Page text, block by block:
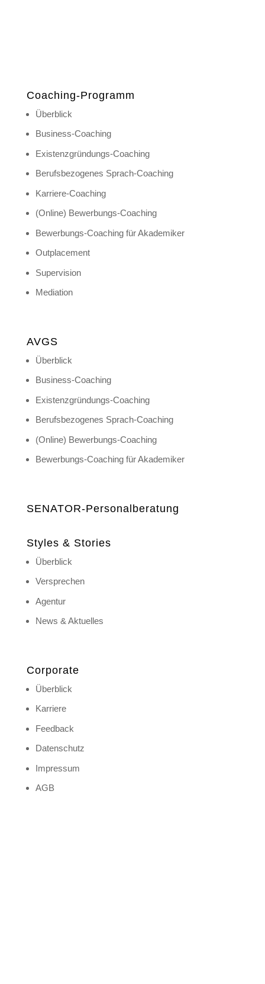
Coaching-Programm
Überblick
Business-Coaching
Existenzgründungs-Coaching
Berufsbezogenes Sprach-Coaching
Karriere-Coaching
(Online) Bewerbungs-Coaching
Bewerbungs-Coaching für Akademiker
Outplacement
Supervision
Mediation
AVGS
Überblick
Business-Coaching
Existenzgründungs-Coaching
Berufsbezogenes Sprach-Coaching
(Online) Bewerbungs-Coaching
Bewerbungs-Coaching für Akademiker
SENATOR-Personalberatung
Styles & Stories
Überblick
Versprechen
Agentur
News & Aktuelles
Corporate
Überblick
Karriere
Feedback
Datenschutz
Impressum
AGB